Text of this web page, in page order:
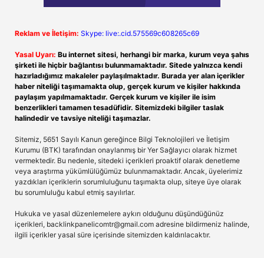
Reklam ve İletişim: Skype: live:.cid.575569c608265c69
Yasal Uyarı: Bu internet sitesi, herhangi bir marka, kurum veya şahıs
şirketi ile hiçbir bağlantısı bulunmamaktadır. Sitede yalnızca kendi
hazırladığımız makaleler paylaşılmaktadır. Burada yer alan içerikler
haber niteliği taşımamakta olup, gerçek kurum ve kişiler hakkında
paylaşım yapılmamaktadır. Gerçek kurum ve kişiler ile isim
benzerlikleri tamamen tesadüfidir. Sitemizdeki bilgiler taslak
halindedir ve tavsiye niteliği taşımazlar.
Sitemiz, 5651 Sayılı Kanun gereğince Bilgi Teknolojileri ve İletişim
Kurumu (BTK) tarafından onaylanmış bir Yer Sağlayıcı olarak hizmet
vermektedir. Bu nedenle, sitedeki içerikleri proaktif olarak denetleme
veya araştırma yükümlülüğümüz bulunmamaktadır. Ancak, üyelerimiz
yazdıkları içeriklerin sorumluluğunu taşımakta olup, siteye üye olarak
bu sorumluluğu kabul etmiş sayılırlar.
Hukuka ve yasal düzenlemelere aykırı olduğunu düşündüğünüz
içerikleri, backlinkpanelicomtr@gmail.com adresine bildirmeniz halinde,
ilgili içerikler yasal süre içerisinde sitemizden kaldırılacaktır.